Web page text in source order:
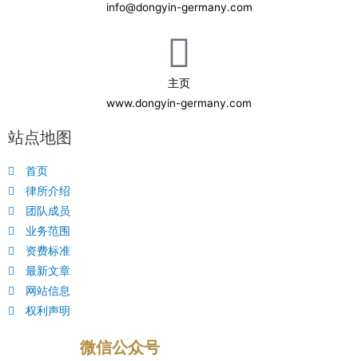
info@dongyin-germany.com
主页
www.dongyin-germany.com
站点地图
首页
律所介绍
团队成员
业务范围
资费标准
最新文章
网站信息
权利声明
微信公众号